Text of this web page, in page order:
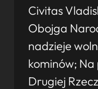
Civitas
Obojga
nadzieje
kominów;
Drugiej